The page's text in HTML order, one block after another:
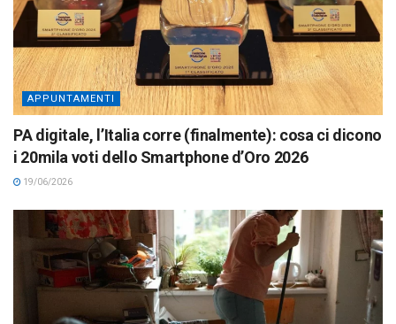
APPUNTAMENTI
PA digitale, l’Italia corre (finalmente): cosa ci dicono
i 20mila voti dello Smartphone d’Oro 2026
19/06/2026